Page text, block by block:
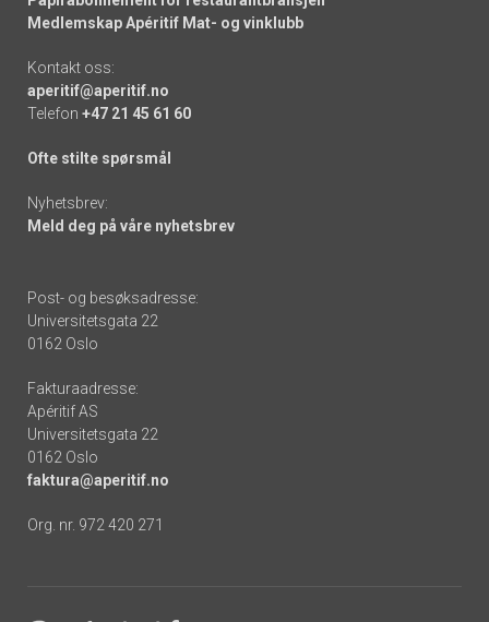
Medlemskap Apéritif Mat- og vinklubb
Kontakt oss:
aperitif@aperitif.no
Telefon +47 21 45 61 60
Ofte stilte spørsmål
Nyhetsbrev:
Meld deg på våre nyhetsbrev
Post- og besøksadresse:
Universitetsgata 22
0162 Oslo
Fakturaadresse:
Apéritif AS
Universitetsgata 22
0162 Oslo
faktura@aperitif.no
Org. nr. 972 420 271